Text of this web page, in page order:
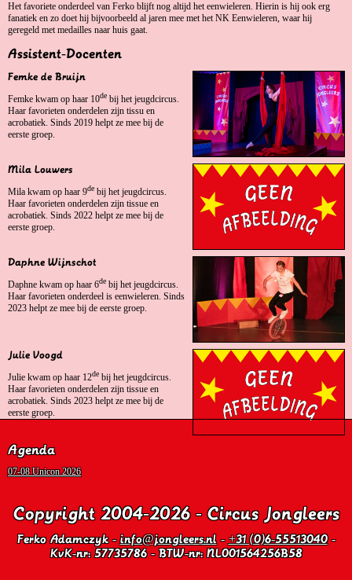
Het favoriete onderdeel van Ferko blijft nog altijd het eenwieleren. Hierin is hij ook erg
fanatiek en zo doet hij bijvoorbeeld al jaren mee met het NK Eenwieleren, waar hij
geregeld met medailles naar huis gaat.
Assistent-Docenten
Femke de Bruijn
Femke kwam op haar 10de bij het jeugdcircus.
Haar favorieten onderdelen zijn tissu en
acrobatiek. Sinds 2019 helpt ze mee bij de
eerste groep.
Mila Louwers
Mila kwam op haar 9de bij het jeugdcircus.
Haar favorieten onderdelen zijn tissue en
acrobatiek. Sinds 2022 helpt ze mee bij de
eerste groep.
Daphne Wijnschot
Daphne kwam op haar 6de bij het jeugdcircus.
Haar favorieten onderdeel is eenwieleren. Sinds
2023 helpt ze mee bij de eerste groep.
Julie Voogd
Julie kwam op haar 12de bij het jeugdcircus.
Haar favorieten onderdelen zijn tissue en
acrobatiek. Sinds 2023 helpt ze mee bij de
eerste groep.
Agenda
07-08 Unicon 2026
Copyright 2004-2026 - Circus Jongleers
Ferko Adamczyk -info@jongleers.nl-+31 (0)6-55513040-
KvK-nr: 57735786 - BTW-nr: NL001564256B58